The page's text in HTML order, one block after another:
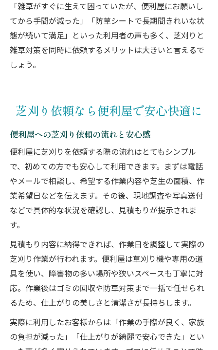
「雑草がすぐに生えて困っていたが、便利屋にお願いし
てから手間が減った」「防草シートで長期間きれいな状
態が続いて満足」といった利用者の声も多く、芝刈りと
雑草対策を同時に依頼するメリットは大きいと言えるで
しょう。
芝刈り依頼なら便利屋で安心快適に
便利屋への芝刈り依頼の流れと安心感
便利屋に芝刈りを依頼する際の流れはとてもシンプル
で、初めての方でも安心して利用できます。まずは電話
やメールで相談し、希望する作業内容や芝生の面積、作
業希望日などを伝えます。その後、現地調査や写真送付
などで具体的な状況を確認し、見積もりが提示されま
す。
見積もり内容に納得できれば、作業日を調整して実際の
芝刈り作業が行われます。便利屋は草刈り機や専用の道
具を使い、障害物の多い場所や狭いスペースも丁寧に対
応。作業後はゴミの回収や防草対策まで一括で任せられ
るため、仕上がりの美しさと清潔さが長持ちします。
実際に利用したお客様からは「作業の手際が良く、家族
の負担が減った」「仕上がりが綺麗で安心できた」とい